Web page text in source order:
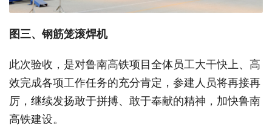
图三、钢筋笼滚焊机
此次验收，是对鲁南高铁项目全体员工大干快上、高
效完成各项工作任务的充分肯定，参建人员将再接再
厉，继续发扬敢于拼搏、敢于奉献的精神，加快鲁南
高铁建设。